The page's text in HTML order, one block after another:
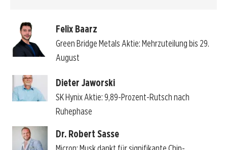
Felix Baarz
Green Bridge Metals Aktie: Mehrzuteilung bis 29.
August
Dieter Jaworski
SK Hynix Aktie: 9,89-Prozent-Rutsch nach
Ruhephase
Dr. Robert Sasse